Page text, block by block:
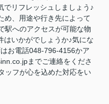
でリフレッシュしましょう♪
め、用途や行き先によって
駅へのアクセスが可能な物
はいかがでしょうか♪気にな
お電話048-796-4156かア
までご連絡をくださ
ッフが心を込めた対応をい